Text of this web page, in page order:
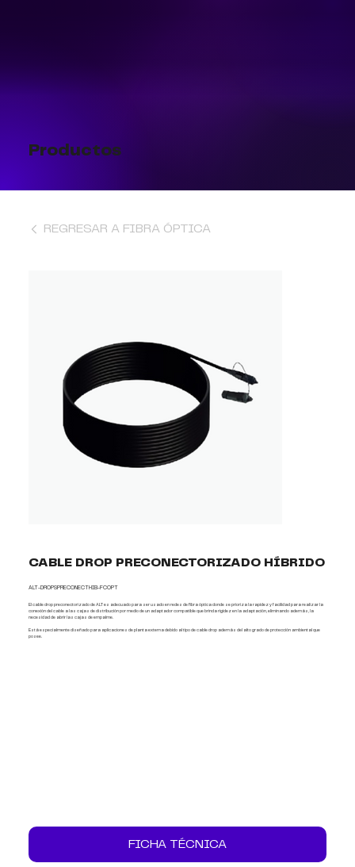
Productos
REGRESAR A FIBRA ÓPTICA
CABLE DROP PRECONECTORIZADO HÍBRIDO
ALT-DROPSPRECONECTHIB-FCOPT
El cable drop preconectorizado de ALT es adecuado para ser usado en redes de fibra óptica donde se prioriza la rapidez y facilidad para realizar la
conexión del cable a las cajas de distribución por medio de un adaptador compatible que brinda rigidez en la adaptación, eliminando además, la
necesidad de abrir las cajas de empalme.
Está especialmente diseñado para aplicaciones de planta externa debido al tipo de cable drop además del alto grado de protección ambiental que
posee.
FICHA TÉCNICA